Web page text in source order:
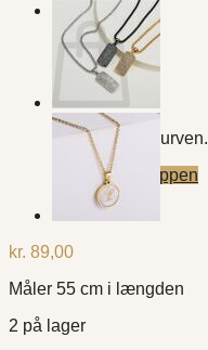
Kurv
Ingen varer i kurven.
Tilbage til shoppen
kr. 89,00
Måler 55 cm i længden
2 på lager